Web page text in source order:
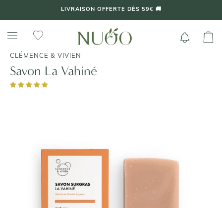
LIVRAISON OFFERTE DÈS 59€ 🚚
CLÉMENCE & VIVIEN
Savon La Vahiné